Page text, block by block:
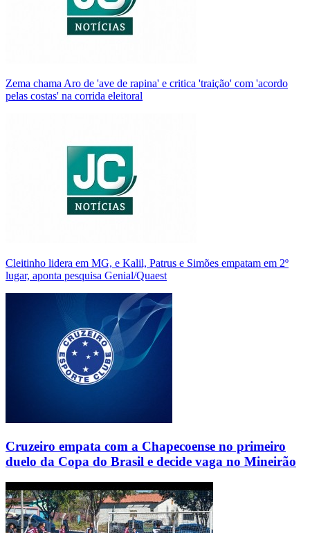
Zema chama Aro de 'ave de rapina' e critica 'traição' com 'acordo
pelas costas' na corrida eleitoral
Cleitinho lidera em MG, e Kalil, Patrus e Simões empatam em 2º
lugar, aponta pesquisa Genial/Quaest
Cruzeiro empata com a Chapecoense no primeiro
duelo da Copa do Brasil e decide vaga no Mineirão